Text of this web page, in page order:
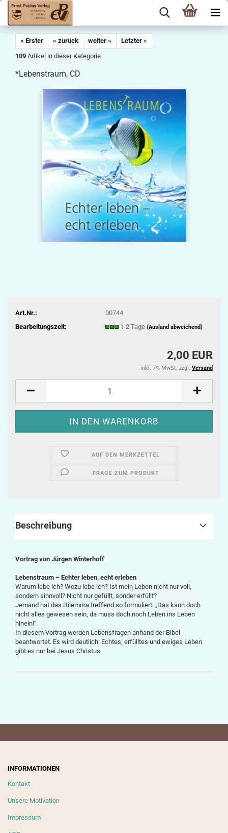
« Erster « zurück weiter »
Letzter »
109 Artikel in dieser Kategorie
*Lebenstraum, CD
Art.Nr.:
00744
Bearbeitungszeit:
1-2 Tage (Ausland abweichend)
2,00 EUR
inkl. 7% MwSt. zzgl. Versand
AUF DEN MERKZETTEL
FRAGE ZUM PRODUKT
Beschreibung
Vortrag von Jürgen Winterhoff
Lebenstraum – Echter leben, echt erleben
Warum lebe ich? Wozu lebe ich? Ist mein Leben nicht nur voll,
sondern sinnvoll? Nicht nur gefüllt, sonder erfüllt?
Jemand hat das Dilemma treffend so formuliert: „Das kann doch
nicht alles gewesen sein, da muss doch noch Leben ins Leben
hinein!“
In diesem Vortrag werden Lebensfragen anhand der Bibel
beantwortet. Es wird deutlich: Echtes, erfülltes und ewiges Leben
gibt es nur bei Jesus Christus.
INFORMATIONEN
Kontakt
Unsere Motivation
Impressum